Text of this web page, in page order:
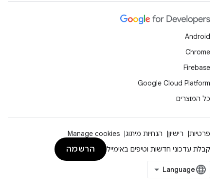
Android
Chrome
Firebase
Google Cloud Platform
כל המוצרים
פרטיות רישיון הנחיות מיתוג
Manage cookies
קבלת עדכוני חדשות וטיפים באימייל
הרשמה